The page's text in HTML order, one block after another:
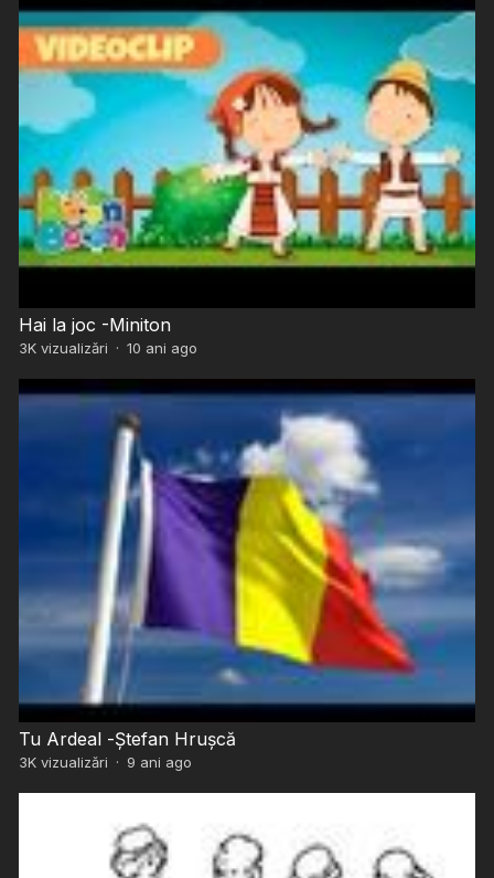
Hai la joc -Miniton
3Kvizualizări · 10 ani ago
Tu Ardeal -Ștefan Hrușcă
3Kvizualizări · 9 ani ago